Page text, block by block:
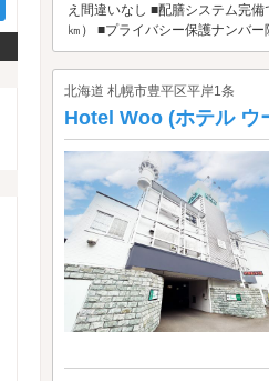
え間違いなし ■配膳システム完
㎞） ■プライバシー保護ナンバ
北海道 札幌市豊平区平岸1条
Hotel Woo (ホテル ウ